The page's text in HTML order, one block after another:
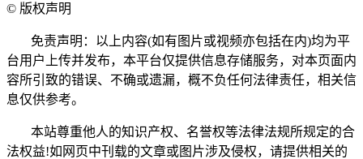
© 版权声明
免责声明：以上内容(如有图片或视频亦包括在内)均为平
台用户上传并发布，本平台仅提供信息存储服务，对本页面内
容所引致的错误、不确或遗漏，概不负任何法律责任，相关信
息仅供参考。
本站尊重他人的知识产权、名誉权等法律法规所规定的合
法权益!如网页中刊载的文章或图片涉及侵权，请提供相关的